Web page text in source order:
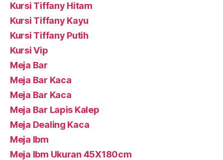
Kursi Tiffany Hitam
Kursi Tiffany Kayu
Kursi Tiffany Putih
Kursi Vip
Meja Bar
Meja Bar Kaca
Meja Bar Kaca
Meja Bar Lapis Kalep
Meja Dealing Kaca
Meja Ibm
Meja Ibm Ukuran 45X180cm